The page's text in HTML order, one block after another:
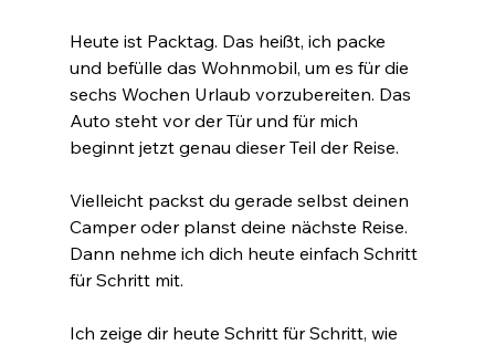
Heute ist Packtag. Das heißt, ich packe
und befülle das Wohnmobil, um es für die
sechs Wochen Urlaub vorzubereiten. Das
Auto steht vor der Tür und für mich
beginnt jetzt genau dieser Teil der Reise.
Vielleicht packst du gerade selbst deinen
Camper oder planst deine nächste Reise.
Dann nehme ich dich heute einfach Schritt
für Schritt mit.
Ich zeige dir heute Schritt für Schritt, wie